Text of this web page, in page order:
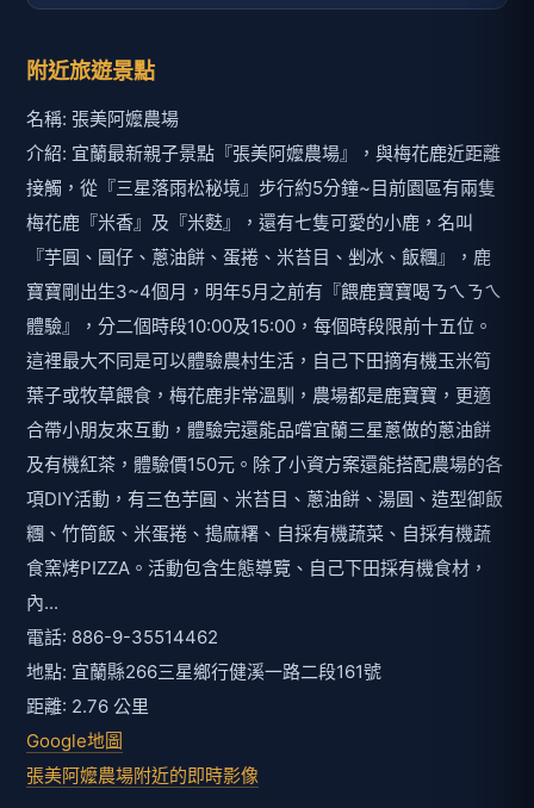
附近旅遊景點
名稱: 張美阿嬤農場
介紹: 宜蘭最新親子景點『張美阿嬤農場』，與梅花鹿近距離
接觸，從『三星落雨松秘境』步行約5分鐘~目前園區有兩隻
梅花鹿『米香』及『米麩』，還有七隻可愛的小鹿，名叫
『芋圓、圓仔、蔥油餅、蛋捲、米苔目、剉冰、飯糰』，鹿
寶寶剛出生3~4個月，明年5月之前有『餵鹿寶寶喝ㄋㄟㄋㄟ
體驗』，分二個時段10:00及15:00，每個時段限前十五位。
這裡最大不同是可以體驗農村生活，自己下田摘有機玉米筍
葉子或牧草餵食，梅花鹿非常溫馴，農場都是鹿寶寶，更適
合帶小朋友來互動，體驗完還能品嚐宜蘭三星蔥做的蔥油餅
及有機紅茶，體驗價150元。除了小資方案還能搭配農場的各
項DIY活動，有三色芋圓、米苔目、蔥油餅、湯圓、造型御飯
糰、竹筒飯、米蛋捲、搗麻糬、自採有機蔬菜、自採有機蔬
食窯烤PIZZA。活動包含生態導覽、自己下田採有機食材，
內...
電話: 886-9-35514462
地點: 宜蘭縣266三星鄉行健溪一路二段161號
距離: 2.76 公里
Google地圖
張美阿嬤農場附近的即時影像